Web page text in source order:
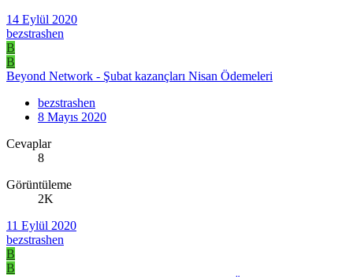
14 Eylül 2020
bezstrashen
B
B
Beyond Network - Şubat kazançları Nisan Ödemeleri
bezstrashen
8 Mayıs 2020
Cevaplar
8
Görüntüleme
2K
11 Eylül 2020
bezstrashen
B
B